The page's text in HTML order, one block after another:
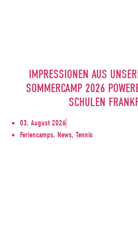
IMPRESSIONEN AUS
SOMMERCAMP 2026
SCHULEN
03. August 2026
Feriencamps, News, Tennis